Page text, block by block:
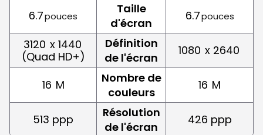
6.7pouces
Taille
d'écran
6.7pouces
3120 x 1440
(Quad HD+)
Définition
de l'écran
1080 x 2640
16 M
Nombre de
couleurs
16 M
513 ppp
Résolution
de l'écran
426 ppp